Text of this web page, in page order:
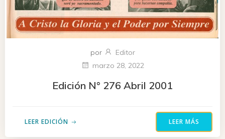
por
Editor
marzo 28, 2022
Edición N° 276 Abril 2001
LEER EDICIÓN LEER MÁS